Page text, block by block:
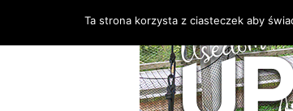
Ta strona korzysta z ciasteczek aby